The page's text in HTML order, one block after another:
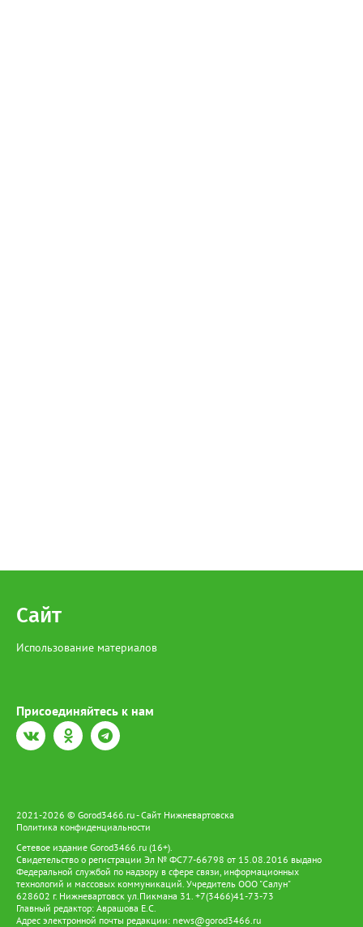
Сайт
Использование материалов
Присоединяйтесь к нам
2021-2026 © Gorod3466.ru - Сайт Нижневартовска
Политика конфиденциальности
Сетевое издание Gorod3466.ru (16+).
Свидетельство о регистрации Эл № ФС77-66798 от 15.08.2016 выдано
Федеральной службой по надзору в сфере связи, информационных
технологий и массовых коммуникаций. Учредитель ООО "Салун"
628602 г. Нижневартовск ул.Пикмана 31. +7(3466)41-73-73
Главный редактор: Аврашова Е.С.
Адрес электронной почты редакции: news@gorod3466.ru